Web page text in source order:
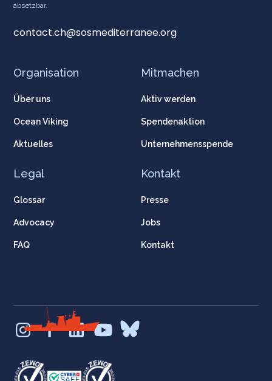
Organisation
Über uns
Ocean Viking
Aktuelles
Mitmachen
Aktiv werden
Spendenaktion
Unternehmensspende
Legal
Glossar
Advocacy
FAQ
Kontakt
Presse
Jobs
Kontakt
absetzbar.
contact.ch@sosmediterranee.org